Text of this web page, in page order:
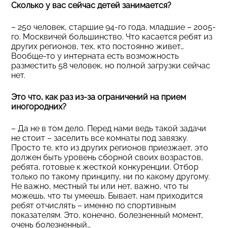
Сколько у вас сейчас детей занимается?
– 250 человек, старшие 94-го года, младшие – 2005-
го. Москвичей большинство. Что касается ребят из
других регионов, тех, кто постоянно живет…
Вообще-то у интерната есть возможность
разместить 58 человек, но полной загрузки сейчас
нет.
Это что, как раз из-за ограничений на прием
иногородних?
– Да не в том дело. Перед нами ведь такой задачи
не стоит – заселить все комнаты под завязку.
Просто те, кто из других регионов приезжает, это
должен быть уровень сборной своих возрастов,
ребята, готовые к жесткой конкуренции. Отбор
только по такому принципу, ни по какому другому.
Не важно, местный ты или нет, важно, что ты
можешь, что ты умеешь. Бывает, нам приходится
ребят отчислять – именно по спортивным
показателям. Это, конечно, болезненный момент,
очень болезненный…